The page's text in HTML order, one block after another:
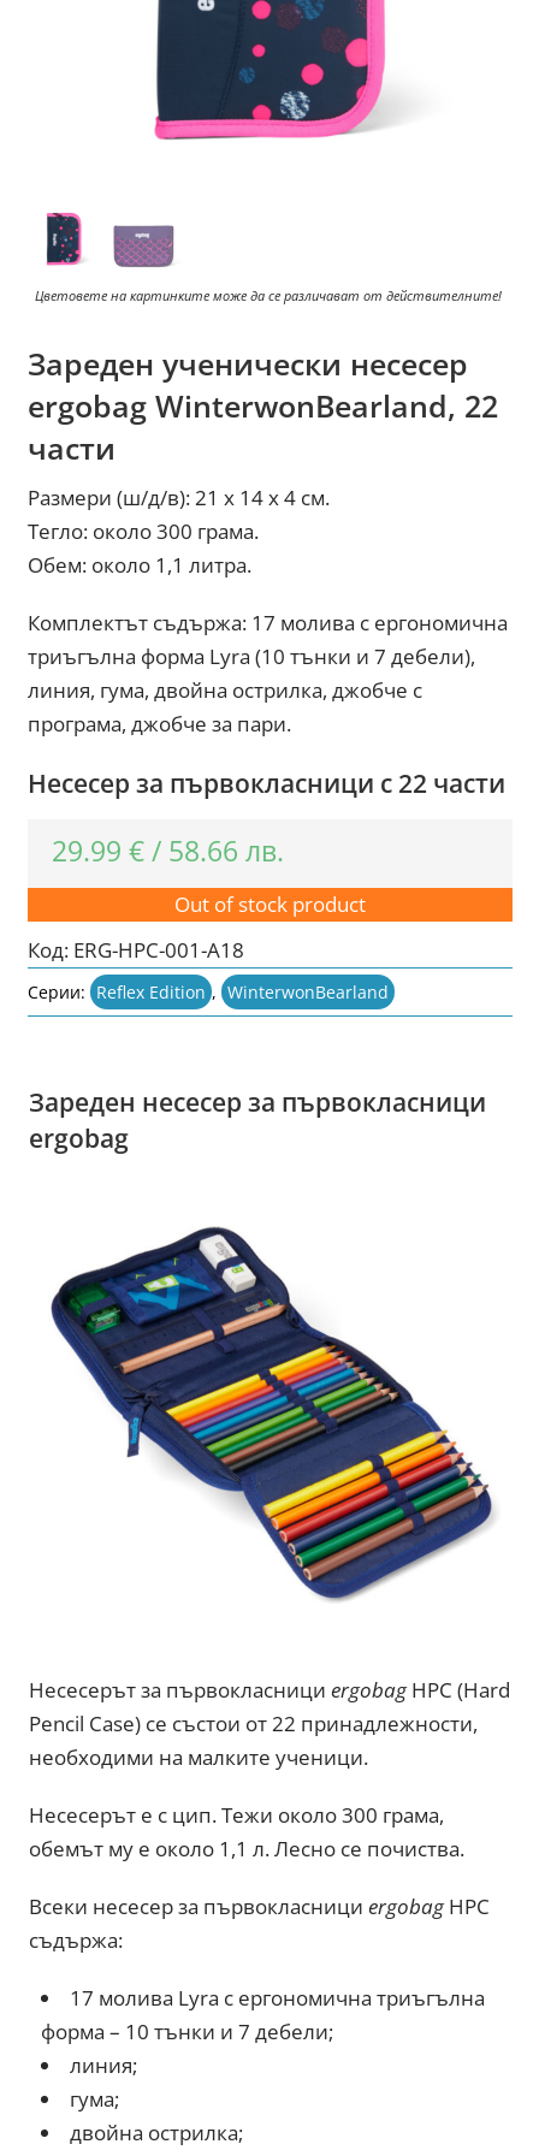
Цветовете на картинките може да се различават от действителните!
Зареден ученически несесер
ergobag WinterwonBearland, 22
части
Размери (ш/д/в): 21 x 14 x 4 см.
Тегло: около 300 грама.
Обем: около 1,1 литра.
Комплектът съдържа: 17 молива с ергономична
триъгълна форма Lyra (10 тънки и 7 дебели),
линия, гума, двойна острилка, джобче с
програма, джобче за пари.
Несесер за първокласници с 22 части
29.99€ / 58.66лв.
Out of stock product
Код: ERG-HPC-001-A18
Серии: Reflex Edition , WinterwonBearland
Зареден несесер за първокласници
ergobag
Несесерът за първокласнициergobagHPC (Hard
Pencil Case) се състои от 22 принадлежности,
необходими на малките ученици.
Несесерът е с цип. Тежи около 300 грама,
обемът му е около 1,1 л. Лесно се почиства.
Всеки несесер за първокласнициergobagHPC
съдържа:
17 молива Lyra с ергономична триъгълна
форма – 10 тънки и 7 дебели;
линия;
гума;
двойна острилка;